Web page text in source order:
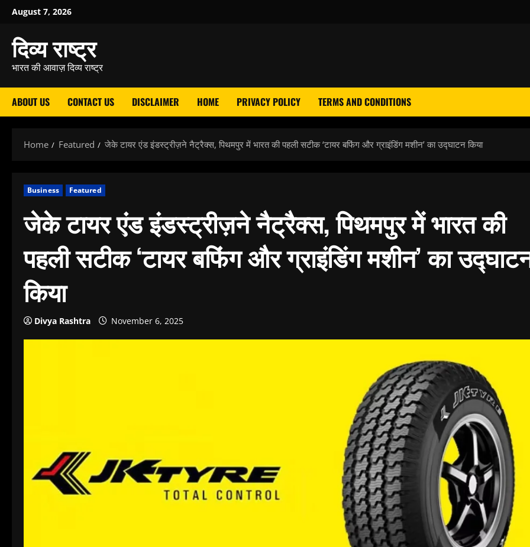
Skip
content
August 7, 2026
दिव्य राष्ट्र
भारत की आवाज़ दिव्य राष्ट्र
ABOUT US CONTACT US DISCLAIMER HOME PRIVACY POLICY TERMS AND CONDITIONS
Home Featured जेके टायर एंड इंडस्ट्रीज़ने नैट्रैक्स, पिथमपुर में भारत की पहली सटीक ‘टायर बफिंग और ग्राइंडिंग मशीन’ का उद्घाटन किया
Business Featured
जेके टायर एंड इंडस्ट्रीज़ने नैट्रैक्स, पिथमपुर में भारत की
पहली सटीक ‘टायर बफिंग और ग्राइंडिंग मशीन’ का
किया
Divya Rashtra November 6, 2025